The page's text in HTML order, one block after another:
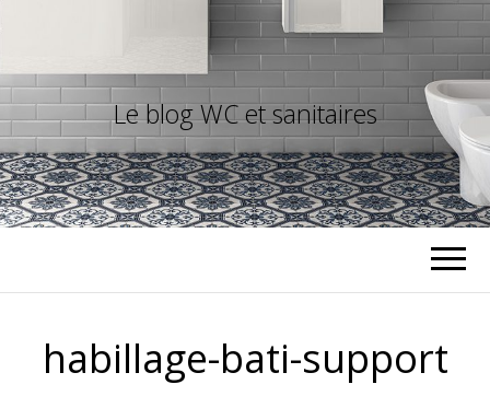
Le blog WC et sanitaires
habillage-bati-support